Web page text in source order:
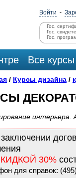
Войти -
Гос.
Гос.
Гос.
Все курсы
/ Курсы дизайна /
интерьера.
30%
для справок: